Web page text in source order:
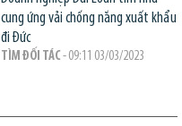
cung ứng vải chống nắng xuất khẩu
đi Đức
TÌM ĐỐI TÁC - 09:11 03/03/2023